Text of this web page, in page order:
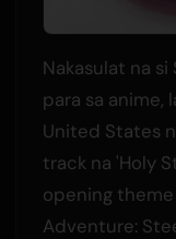
Nakasulat na
para sa anime,
United States
track na 'Holy
opening theme
Adventure: